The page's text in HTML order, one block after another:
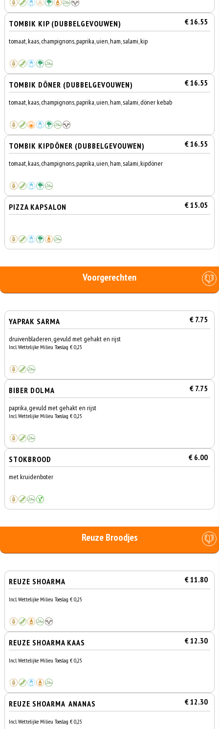
TOMBIK KIP (DUBBELGEVOUWEN) € 16.55
tomaat, kaas, champignons, paprika, uien, ham, salami, kip
TOMBIK DÖNER (DUBBELGEVOUWEN) € 16.55
tomaat, kaas, champignons, paprika, uien, ham, salami, döner kebab
TOMBIK KIPDÖNER (DUBBELGEVOUWEN) € 16.55
tomaat, kaas, champignons, paprika, uien, ham, salami, kipdöner
PIZZA KAPSALON € 15.05
Voorgerechten
YAPRAK SARMA € 7.75
druivenbladeren, gevuld met gehakt en rijst
Incl. Wettelijke Milieu Toeslag € 0,25
BIBER DOLMA € 7.75
paprika, gevuld met gehakt en rijst
Incl. Wettelijke Milieu Toeslag € 0,25
STOKBROOD € 6.00
met kruidenboter
Reuze Broodjes
REUZE SHOARMA € 11.80
Incl. Wettelijke Milieu Toeslag € 0,25
REUZE SHOARMA KAAS € 12.30
Incl. Wettelijke Milieu Toeslag € 0,25
REUZE SHOARMA ANANAS € 12.30
Incl. Wettelijke Milieu Toeslag € 0,25